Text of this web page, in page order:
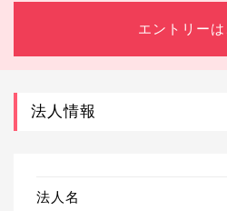
エントリーは
法人情報
法人名